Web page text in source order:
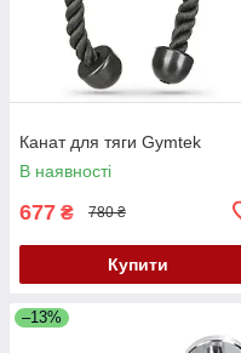
Канат для тяги Gymtek
В наявності
677 ₴ 780 ₴
Купити
–13%